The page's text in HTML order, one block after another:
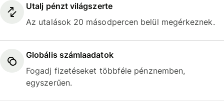
Utalj pénzt világszerte
Az utalások 20 másodpercen belül megérkeznek.
Globális számlaadatok
Fogadj fizetéseket többféle pénznemben,
egyszerűen.